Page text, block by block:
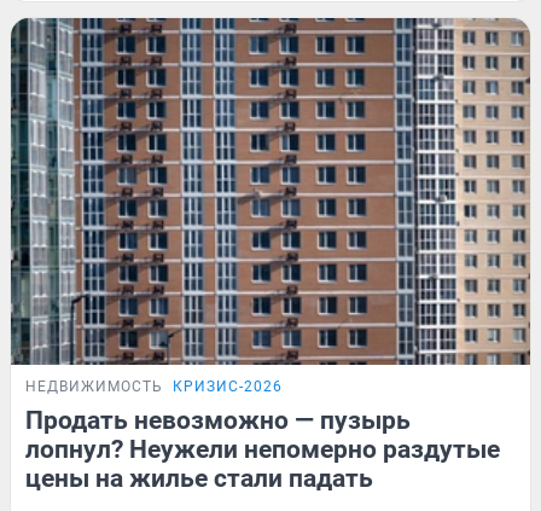
НЕДВИЖИМОСТЬ КРИЗИС-2026
Продать невозможно — пузырь
лопнул? Неужели непомерно раздутые
цены на жилье стали падать